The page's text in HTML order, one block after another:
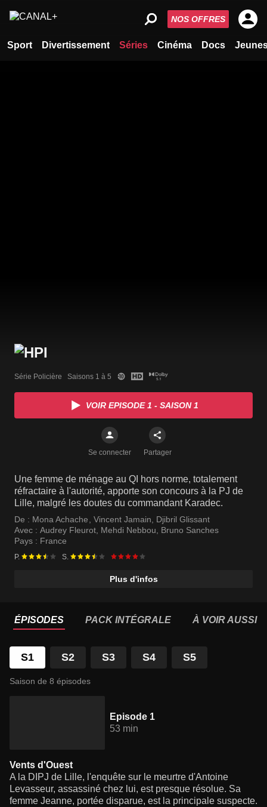
Sport Divertissement Séries Cinéma Docs
NOS OFFRES
Série Policière   Saisons 1 à 5
VOIR EPISODE 1 - SAISON 1
Se connecter Partager
Une femme de ménage au QI hors norme, totalement
réfractaire à l'autorité, apporte son concours à la PJ de
Lille, malgré les doutes du commandant Karadec.
De : Mona Achache, Vincent Jamain, Djibril Glissant
Avec : Audrey Fleurot, Mehdi Nebbou, Bruno Sanches
Pays : France
P. S.
Plus d'infos
ÉPISODES PACK INTÉGRALE À VOIR AUSSI
S1 S2 S3 S4 S5
Saison de 8 épisodes
Episode 1
53 min
Vents d'Ouest
A la DIPJ de Lille, l'enquête sur le meurtre d'Antoine
Levasseur, assassiné chez lui, est presque résolue. Sa
femme Jeanne, portée disparue, est la principale suspecte.